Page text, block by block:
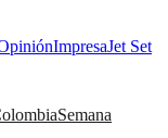
ImpresaJet Set
Semana